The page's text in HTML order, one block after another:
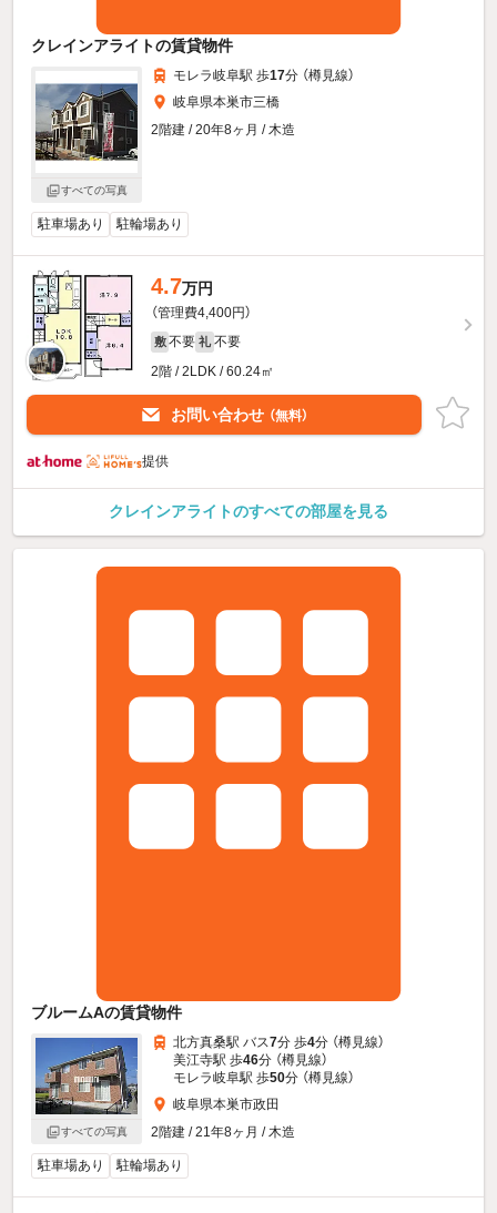
クレインアライトの賃貸物件
すべての写真
モレラ岐阜駅 歩17分 （樽見線）
岐阜県本巣市三橋
2階建 / 20年8ヶ月 / 木造
駐車場あり 駐輪場あり
4.7万円
（管理費4,400円）
敷 不要 礼 不要
2階 / 2LDK / 60.24㎡
お問い合わせ （無料）
提供
クレインアライトのすべての部屋を見る
ブルームAの賃貸物件
すべての写真
北方真桑駅 バス7分 歩4分 （樽見線）
美江寺駅 歩46分 （樽見線）
モレラ岐阜駅 歩50分 （樽見線）
岐阜県本巣市政田
2階建 / 21年8ヶ月 / 木造
駐車場あり 駐輪場あり